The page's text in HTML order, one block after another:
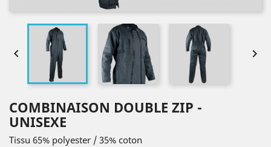
 
COMBINAISON DOUBLE ZIP -
UNISEXE
Tissu 65% polyester / 35% coton